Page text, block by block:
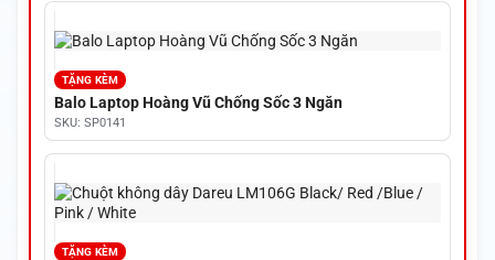
TẶNG KÈM
Balo Laptop Hoàng Vũ Chống Sốc 3 Ngăn
SKU: SP0141
TẶNG KÈM